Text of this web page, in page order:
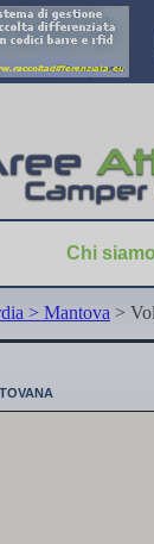
Chi siamo
> Mantova >